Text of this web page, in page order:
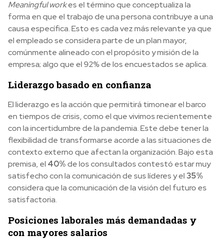
Meaningful workes el término que conceptualiza la
forma en que el trabajo de una persona contribuye a una
causa específica. Esto es cada vez más relevante ya que
el empleado se considera parte de un plan mayor,
comúnmente alineado con el propósito y misión de la
empresa; algo que el 92% de los encuestados se aplica.
Liderazgo basado en confianza
El liderazgo es la acción que permitirá timonear el barco
en tiempos de crisis, como el que vivimos recientemente
con la incertidumbre de la pandemia. Este debe tener la
flexibilidad de transformarse acorde a las situaciones de
contexto externo que afectan la organización. Bajo esta
premisa, el 40%de los consultados contestó estar muy
satisfecho con la comunicación de sus líderes y el 35%
considera que la comunicación de la visión del futuro es
satisfactoria.
Posiciones laborales más demandadas y
con mayores salarios